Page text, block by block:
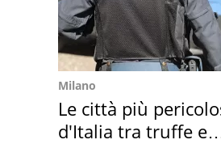
Milano
Le città più
d'Italia tra truffe e